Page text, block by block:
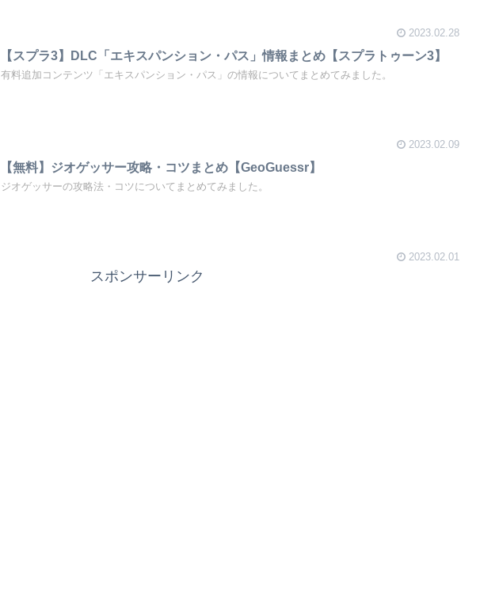
2023.02.28
【スプラ3】DLC「エキスパンション・パス」情報まとめ【スプラトゥーン3】
有料追加コンテンツ「エキスパンション・パス」の情報についてまとめてみました。
2023.02.09
【無料】ジオゲッサー攻略・コツまとめ【GeoGuessr】
ジオゲッサーの攻略法・コツについてまとめてみました。
2023.02.01
スポンサーリンク